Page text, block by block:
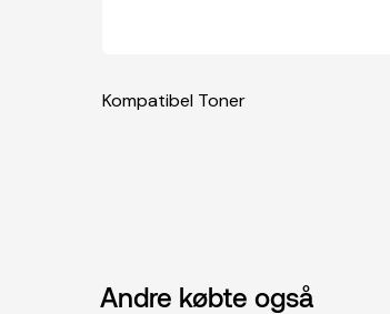
Kompatibel Toner
Andre købte også